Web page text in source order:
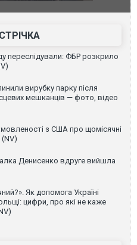
переслідували: ФБР розкрило
вирубку парку після
мешканців — фото, відео
з США про щомісячні
Денисенко вдруге вийшла
Як допомога Україні
цифри, про які не каже